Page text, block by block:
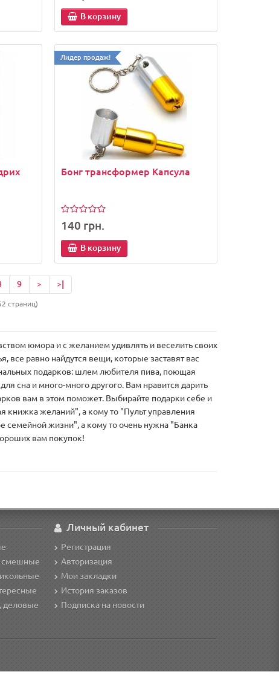
В корзину
Лидер продаж!
Бонг трансформер Капсула
140 грн.
В корзину
9 > >|
страниц)
юмора и с желанием удивлять и веселить своих
равно найдутся вещи, которые заставят вас
подарков: шлем любителя пива, поющая
сна и много-много другого. Вам нравится дарить
вам в этом поможет. Выбирайте подарки себе и
книжка желаний", а кому то "Пульт управления
семейной жизни", а кому то очень нужна "Банка
вам покупок!
смешные
деловые
Личный кабинет
Регистрация
Авторизация
Мои закладки
История заказов
Подписка на новости